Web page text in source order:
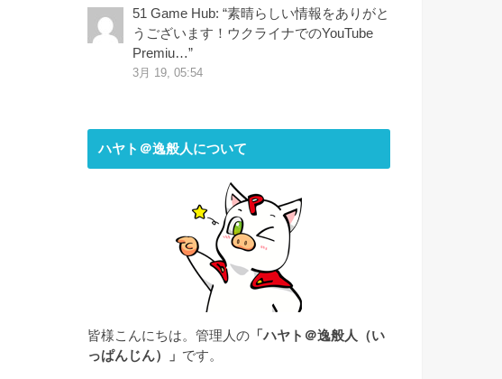
51 Game Hub: “素晴らしい情報をありがと
うございます！ウクライナでのYouTube
Premiu…”
3月 19, 05:54
ハヤト＠逸般人について
皆様こんにちは。管理人の 「ハヤト＠逸般人（い
っぱんじん）」 です。